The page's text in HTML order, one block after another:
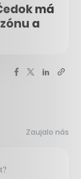
má
a
Zaujalo nás